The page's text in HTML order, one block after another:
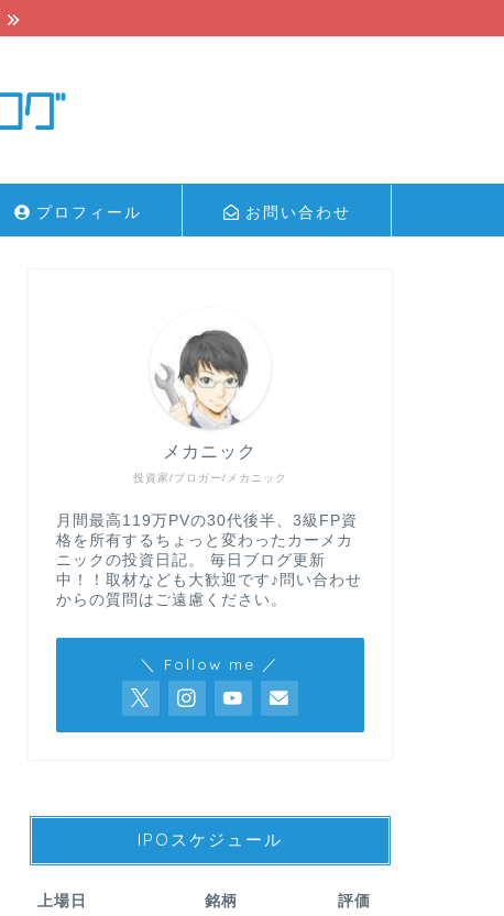
プロフィール お問い合わせ
投資家/ブロガー/メカニック
メカニック
月間最高119万PVの30代後半、3級FP資
格を所有するちょっと変わったカーメカ
ニックの投資日記。 毎日ブログ更新
中！！取材なども大歓迎です♪問い合わせ
からの質問はご遠慮ください。
＼ Follow me ／
IPOスケジュール
上場日 銘柄 評価